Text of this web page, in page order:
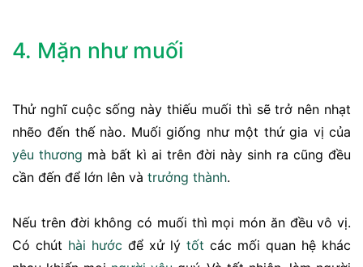
4. Mặn như muối
Thử nghĩ cuộc sống này thiếu muối thì sẽ trở nên nhạt
nhẽo đến thế nào. Muối giống như một thứ gia vị của
yêu thương mà bất kì ai trên đời này sinh ra cũng đều
cần đến để lớn lên và trưởng thành.
Nếu trên đời không có muối thì mọi món ăn đều vô vị.
Có chút hài hước để xử lý tốt các mối quan hệ khác